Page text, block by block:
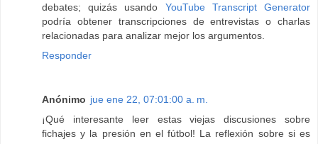
debates; quizás usando YouTube Transcript Generator
podría obtener transcripciones de entrevistas o charlas
relacionadas para analizar mejor los argumentos.
Responder
Anónimo jue ene 22, 07:01:00 a. m.
¡Qué interesante leer estas viejas discusiones sobre
fichajes y la presión en el fútbol! La reflexión sobre si es